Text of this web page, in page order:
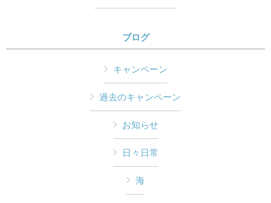
ブログ
キャンペーン
過去のキャンペーン
お知らせ
日々日常
海